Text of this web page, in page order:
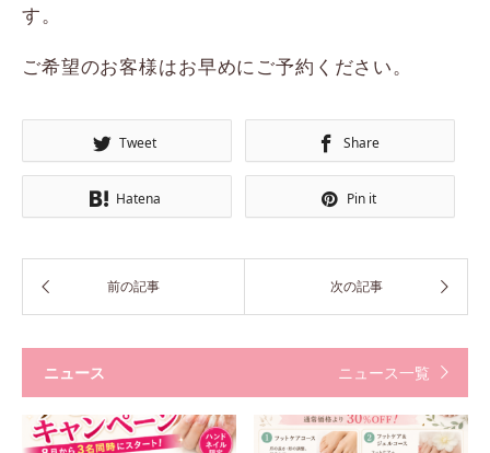
す。
ご希望のお客様はお早めにご予約ください。
Tweet Share
Hatena Pin it
ニュース ニュース一覧